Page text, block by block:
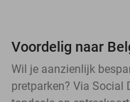
Voordelig naar
Wil je aanzienlijk
pretparken? Via Social